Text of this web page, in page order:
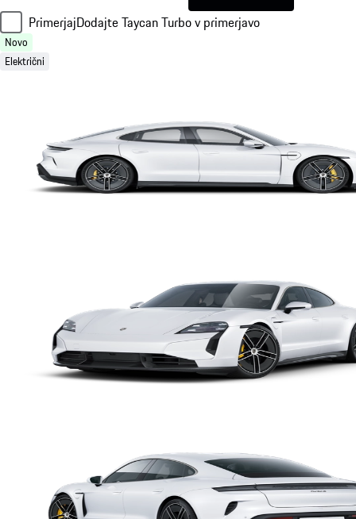
PrimerjajDodajte Taycan Turbo v primerjavo
Novo
Električni